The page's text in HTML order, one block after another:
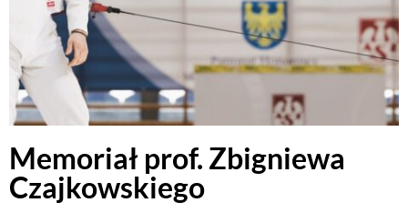
Memoriał prof. Zbigniewa
Czajkowskiego